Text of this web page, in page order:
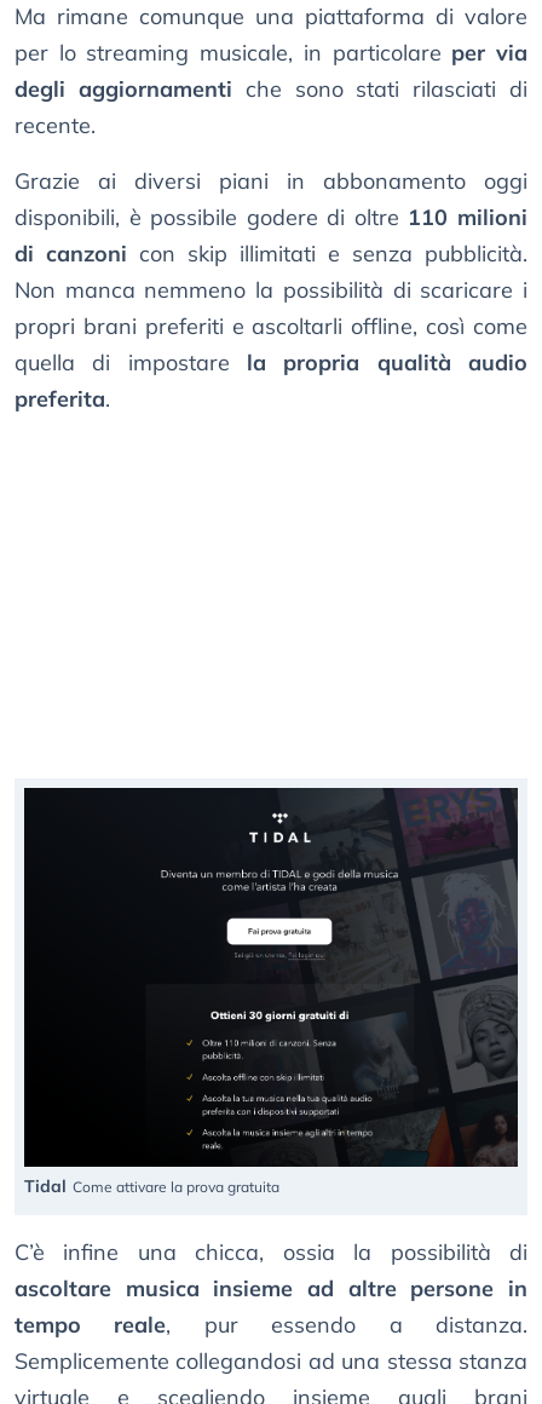
Ma rimane comunque una piattaforma di valore
per lo streaming musicale, in particolare per via
degli aggiornamenti che sono stati rilasciati di
recente.
Grazie ai diversi piani in abbonamento oggi
disponibili, è possibile godere di oltre 110 milioni
di canzoni con skip illimitati e senza pubblicità.
Non manca nemmeno la possibilità di scaricare i
propri brani preferiti e ascoltarli offline, così come
quella di impostare la propria qualità audio
preferita.
Tidal Come attivare la prova gratuita
C’è infine una chicca, ossia la possibilità di
ascoltare musica insieme ad altre persone in
tempo reale, pur essendo a distanza.
Semplicemente collegandosi ad una stessa stanza
virtuale e scegliendo insieme quali brani